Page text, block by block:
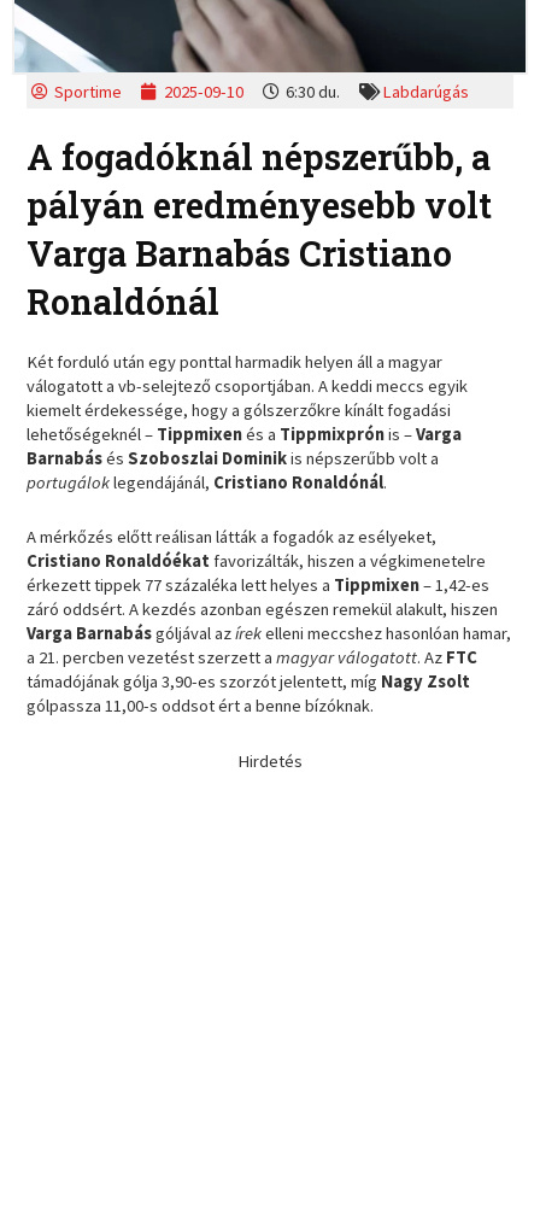
Sportime 2025-09-10 6:30 du. Labdarúgás
A fogadóknál népszerűbb, a
pályán eredményesebb volt
Varga Barnabás Cristiano
Ronaldónál
Két forduló után egy ponttal harmadik helyen áll a magyar
válogatott a vb-selejtező csoportjában. A keddi meccs egyik
kiemelt érdekessége, hogy a gólszerzőkre kínált fogadási
lehetőségeknél – Tippmixenés a Tippmixprónis –Varga
BarnabásésSzoboszlai Dominikis népszerűbb volt a
portugáloklegendájánál, Cristiano Ronaldónál.
A mérkőzés előtt reálisan látták a fogadók az esélyeket,
Cristiano Ronaldóékat favorizálták, hiszen a végkimenetelre
érkezett tippek 77 százaléka lett helyes a Tippmixen– 1,42-es
záró oddsért. A kezdés azonban egészen remekül alakult, hiszen
Varga Barnabásgóljával azírekelleni meccshez hasonlóan hamar,
a 21. percben vezetést szerzett amagyar válogatott. Az FTC
támadójának gólja 3,90-es szorzót jelentett, míg Nagy Zsolt
gólpassza 11,00-s oddsot ért a benne bízóknak.
Hirdetés